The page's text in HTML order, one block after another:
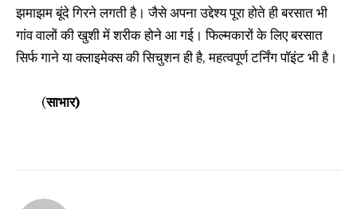
झमाझम बूंदे गिरने लगती है। जैसे अपना उद्देश्य पूरा होते ही बरसात भी
गांव वालों की खुशी में शरीक होने आ गई। फिल्मकारों के लिए बरसात
सिर्फ गाने या क्लाइमेक्स की सिचुशन ही है, महत्वपूर्ण टर्निंग पॉइंट भी है।
(साभार)